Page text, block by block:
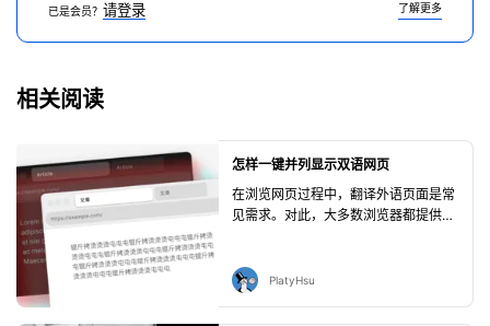
已是会员？ 请登录 了解更多
相关阅读
怎样一键并列显示双语网页
在浏览网页过程中，翻译外语页面是常
见需求。对此，大多数浏览器都提供了
前网址——新建窗口——粘贴网址并访
问——启用翻译——将窗口左右并列，
PlatyHsu